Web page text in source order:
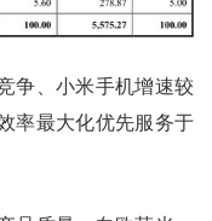
争、小米手机增速较
率最大化优先服务于